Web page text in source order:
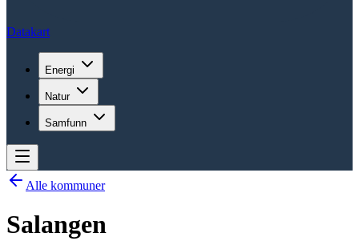
Datakart
Energi
Natur
Samfunn
Alle kommuner
Salangen